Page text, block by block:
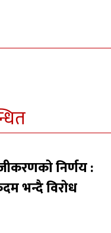
निर्णय :
भन्दै विरोध